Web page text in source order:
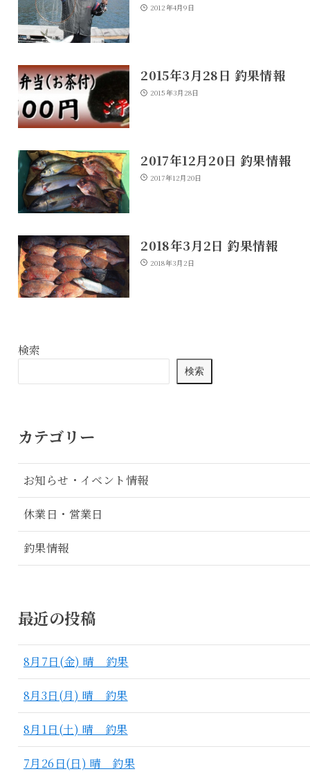
2012年4月9日
2015年3月28日 釣果情報
2015年3月28日
2017年12月20日 釣果情報
2017年12月20日
2018年3月2日 釣果情報
2018年3月2日
検索
検索
カテゴリー
お知らせ・イベント情報
休業日・営業日
釣果情報
最近の投稿
8月7日(金) 晴 釣果
8月3日(月) 晴 釣果
8月1日(土) 晴 釣果
7月26日(日) 晴 釣果